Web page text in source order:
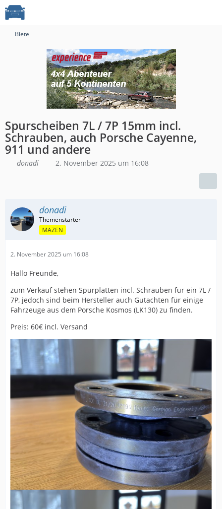
Biete
Spurscheiben 7L / 7P 15mm incl.
Schrauben, auch Porsche Cayenne,
911 und andere
donadi 2. November 2025 um 16:08
donadi
MÄZEN
2. November 2025 um 16:08
Hallo Freunde,
zum Verkauf stehen Spurplatten incl. Schrauben für ein 7L /
7P, jedoch sind beim Hersteller auch Gutachten für einige
Fahrzeuge aus dem Porsche Kosmos (LK130) zu finden.
Preis: 60€ incl. Versand